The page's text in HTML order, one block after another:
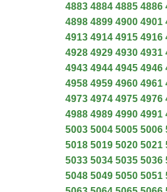
4883 4884 4885 4886
4898 4899 4900 4901
4913 4914 4915 4916
4928 4929 4930 4931
4943 4944 4945 4946
4958 4959 4960 4961
4973 4974 4975 4976
4988 4989 4990 4991
5003 5004 5005 5006
5018 5019 5020 5021
5033 5034 5035 5036
5048 5049 5050 5051